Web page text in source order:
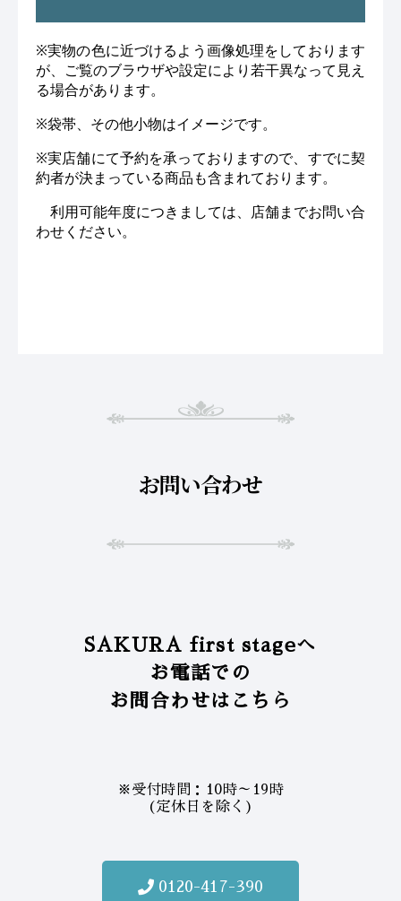
※実物の色に近づけるよう画像処理をしております
が、ご覧のブラウザや設定により若干異なって見え
る場合があります。
※袋帯、その他小物はイメージです。
※実店舗にて予約を承っておりますので、すでに契
約者が決まっている商品も含まれております。
利用可能年度につきましては、店舗までお問い合
わせください。
お問い合わせ
SAKURA first stageへ
お電話での
お問合わせはこちら
※受付時間：10時～19時
(定休日を除く)
0120-417-390